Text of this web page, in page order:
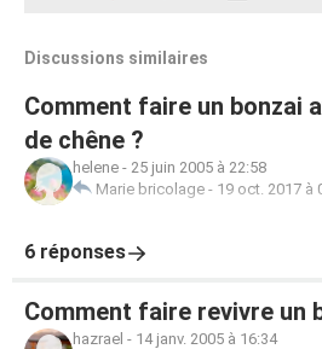
Discussions similaires
Comment faire un bonzai
de chêne ?
helene - 25 juin 2005 à 22:58
Marie bricolage - 19 oct. 2017 à
6 réponses
Comment faire revivre un
hazrael - 14 janv. 2005 à 16:34